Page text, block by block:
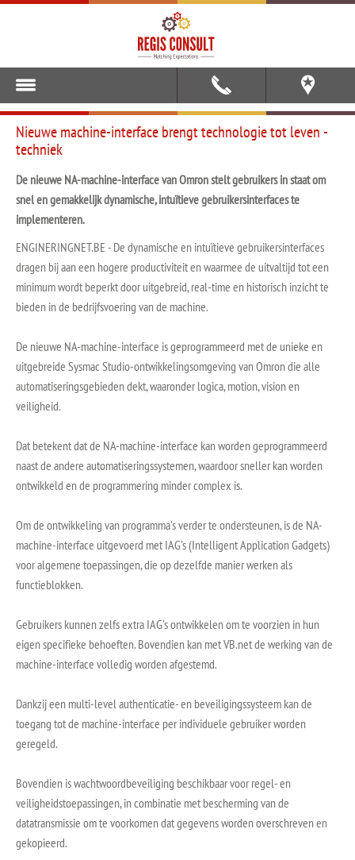
Nieuwe machine-interface brengt technologie tot leven -
techniek
De nieuwe NA-machine-interface van Omron stelt gebruikers in staat om
snel en gemakkelijk dynamische, intuïtieve gebruikersinterfaces te
implementeren.
ENGINERINGNET.BE - De dynamische en intuïtieve gebruikersinterfaces
dragen bij aan een hogere productiviteit en waarmee de uitvaltijd tot een
minimum wordt beperkt door uitgebreid, real-time en historisch inzicht te
bieden in de bedrijfsvoering van de machine.
De nieuwe NA-machine-interface is geprogrammeerd met de unieke en
uitgebreide Sysmac Studio-ontwikkelingsomgeving van Omron die alle
automatiseringsgebieden dekt, waaronder logica, motion, vision en
veiligheid.
Dat betekent dat de NA-machine-interface kan worden geprogrammeerd
naast de andere automatiseringssystemen, waardoor sneller kan worden
ontwikkeld en de programmering minder complex is.
Om de ontwikkeling van programma's verder te ondersteunen, is de NA-
machine-interface uitgevoerd met IAG's (Intelligent Application Gadgets)
voor algemene toepassingen, die op dezelfde manier werken als
functieblokken.
Gebruikers kunnen zelfs extra IAG's ontwikkelen om te voorzien in hun
eigen specifieke behoeften. Bovendien kan met VB.net de werking van de
machine-interface volledig worden afgestemd.
Dankzij een multi-level authenticatie- en beveiligingssysteem kan de
toegang tot de machine-interface per individuele gebruiker worden
geregeld.
Bovendien is wachtwoordbeveiliging beschikbaar voor regel- en
veiligheidstoepassingen, in combinatie met bescherming van de
datatransmissie om te voorkomen dat gegevens worden overschreven en
gekopieerd.